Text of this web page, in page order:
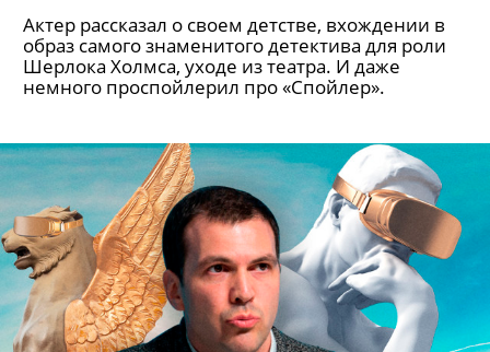
Актер рассказал о своем детстве, вхождении в
образ самого знаменитого детектива для роли
Шерлока Холмса, уходе из театра. И даже
немного проспойлерил про «Спойлер».